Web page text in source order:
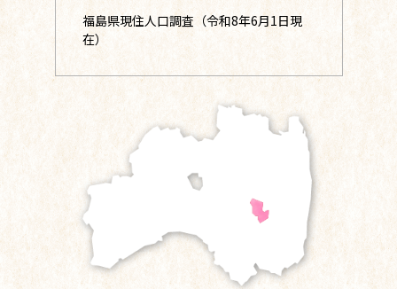
福島県現住人口調査（令和8年6月1日現
在）